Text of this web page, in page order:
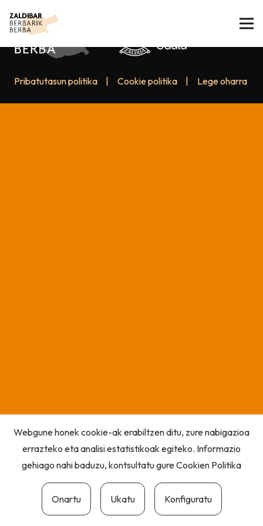
Pribatutasun politika Cookie politika Lege oharra
Webgune honek cookie-ak erabiltzen ditu, zure nabigazioa
errazteko eta analisi estatistikoak egiteko. Informazio
gehiago nahi baduzu, kontsultatu gureCookien Politika
Onartu Ukatu Konfiguratu